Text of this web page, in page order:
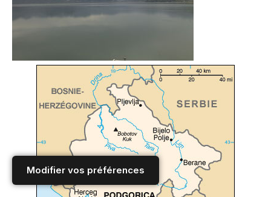
Modifier vos préférences